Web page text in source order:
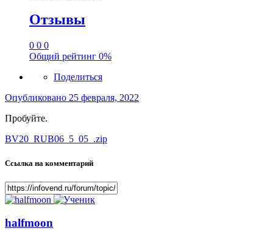
Отзывы
0 0 0
Общий рейтинг 0%
Поделиться
Опубликовано 25 февраля, 2022
Пробуйте.
BV20_RUB06_5_05_.zip
Ссылка на комментарий
halfmoon